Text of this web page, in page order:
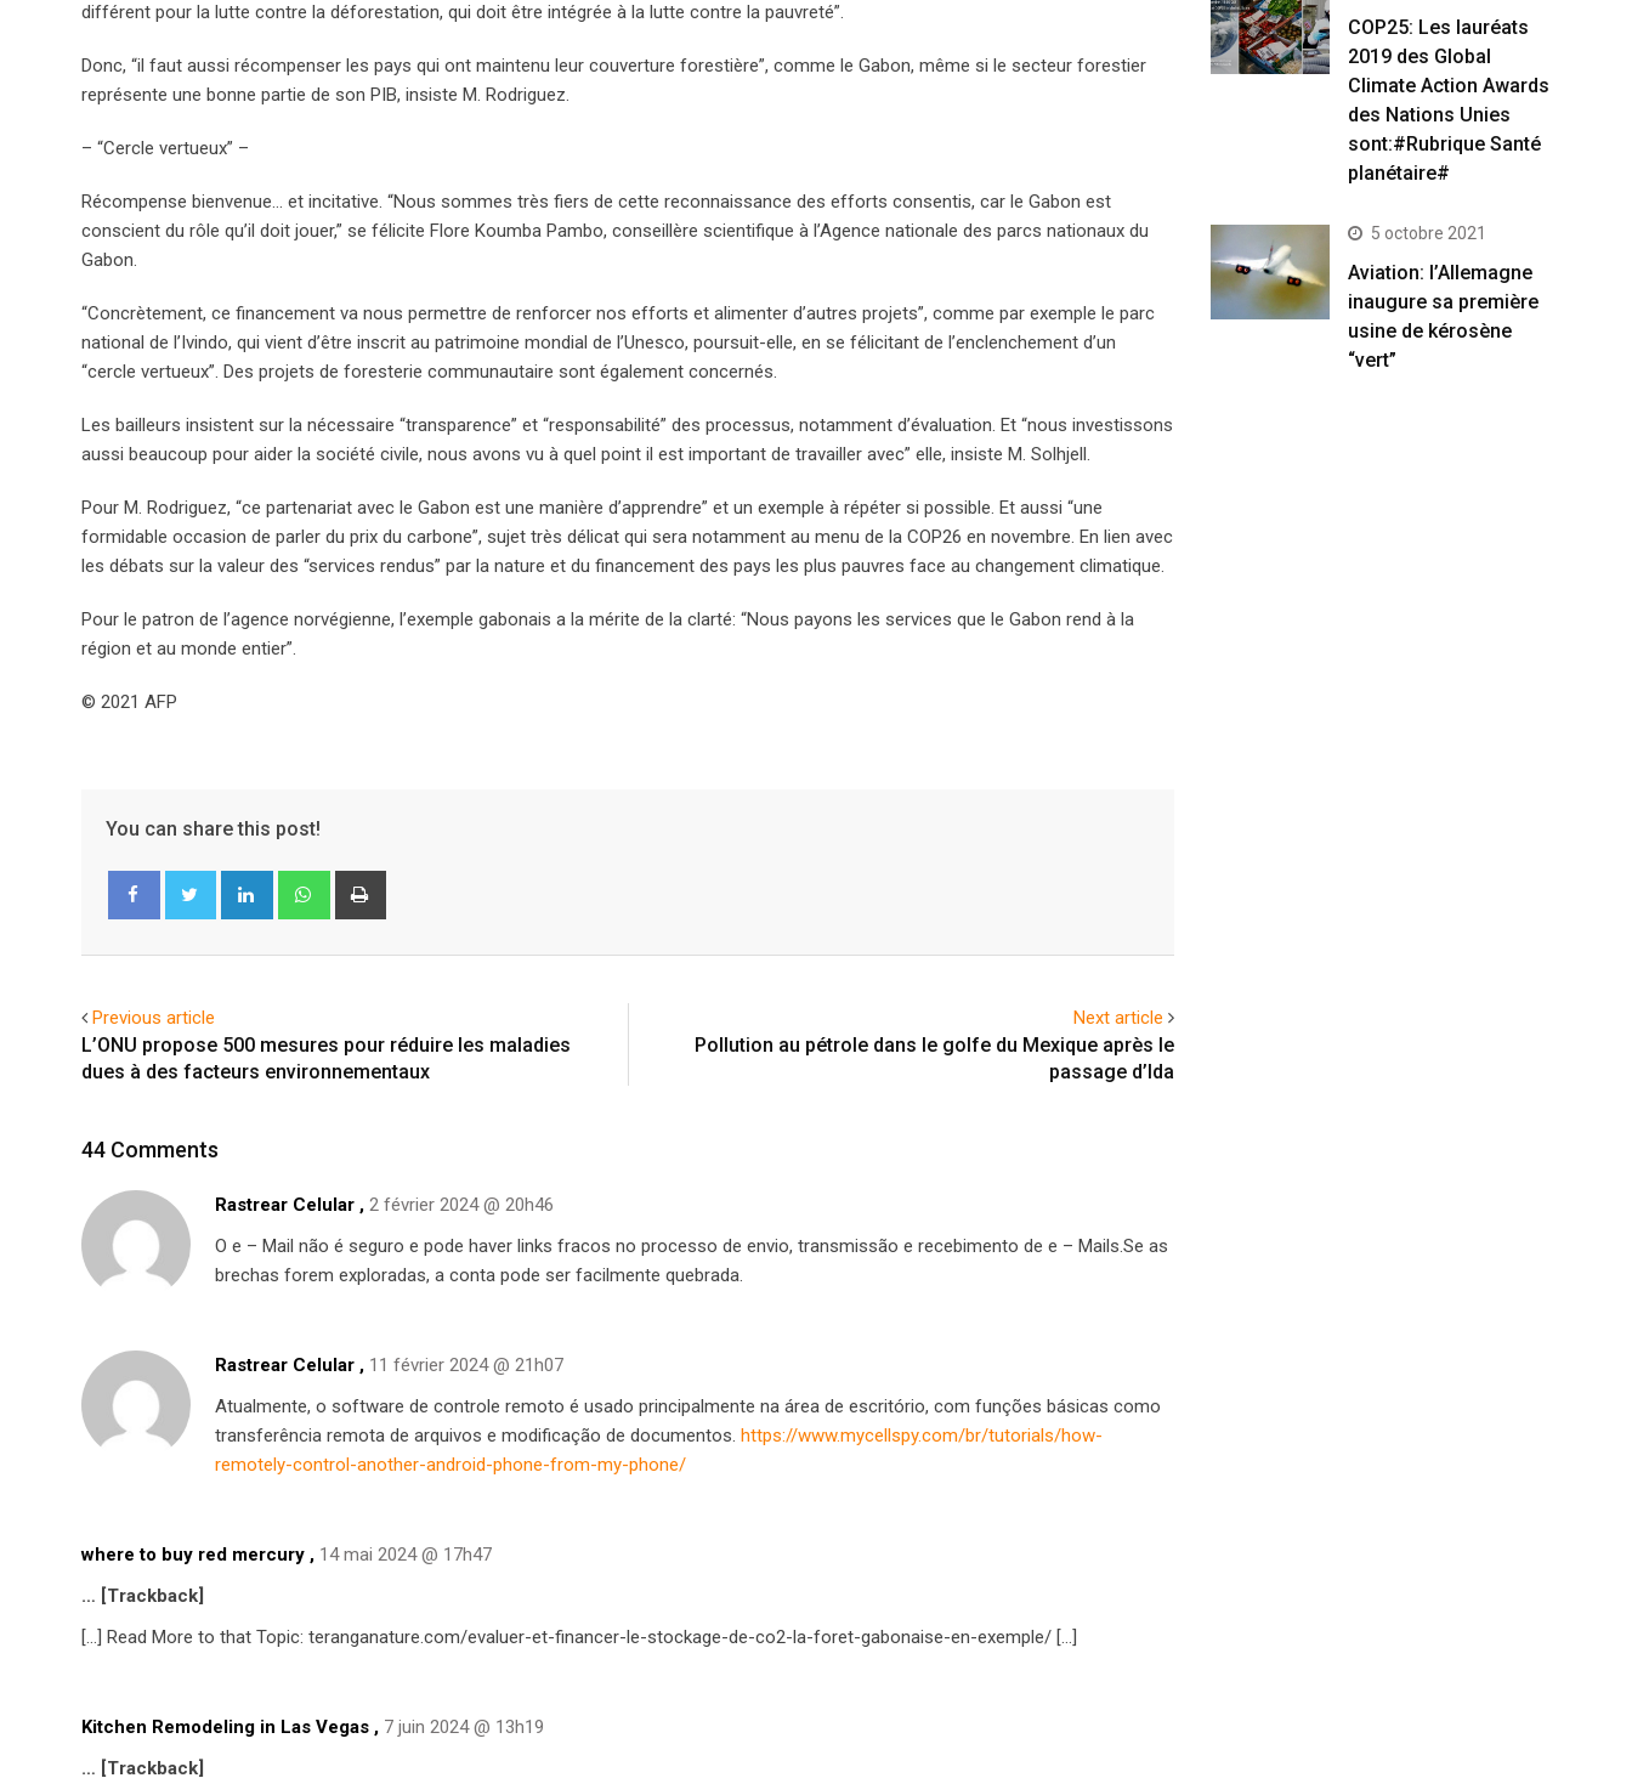
différent pour la lutte contre la déforestation, qui doit être intégrée à la lutte contre la pauvreté”.
Donc, “il faut aussi récompenser les pays qui ont maintenu leur couverture forestière”, comme le Gabon, même si le secteur forestier
représente une bonne partie de son PIB, insiste M. Rodriguez.
– “Cercle vertueux” –
Récompense bienvenue… et incitative. “Nous sommes très fiers de cette reconnaissance des efforts consentis, car le Gabon est
conscient du rôle qu’il doit jouer,” se félicite Flore Koumba Pambo, conseillère scientifique à l’Agence nationale des parcs nationaux du
Gabon.
“Concrètement, ce financement va nous permettre de renforcer nos efforts et alimenter d’autres projets”, comme par exemple le parc
national de l’Ivindo, qui vient d’être inscrit au patrimoine mondial de l’Unesco, poursuit-elle, en se félicitant de l’enclenchement d’un
“cercle vertueux”. Des projets de foresterie communautaire sont également concernés.
Les bailleurs insistent sur la nécessaire “transparence” et “responsabilité” des processus, notamment d’évaluation. Et “nous investissons
aussi beaucoup pour aider la société civile, nous avons vu à quel point il est important de travailler avec” elle, insiste M. Solhjell.
Pour M. Rodriguez, “ce partenariat avec le Gabon est une manière d’apprendre” et un exemple à répéter si possible. Et aussi “une
formidable occasion de parler du prix du carbone”, sujet très délicat qui sera notamment au menu de la COP26 en novembre. En lien avec
les débats sur la valeur des “services rendus” par la nature et du financement des pays les plus pauvres face au changement climatique.
Pour le patron de l’agence norvégienne, l’exemple gabonais a la mérite de la clarté: “Nous payons les services que le Gabon rend à la
région et au monde entier”.
© 2021 AFP
You can share this post!
LinkedIn Whatsapp
Previous article
L’ONU propose 500 mesures pour réduire les maladies
dues à des facteurs environnementaux
Next article
Pollution au pétrole dans le golfe du Mexique après le
passage d’Ida
44 Comments
Rastrear Celular , 2 février 2024 @ 20h46
O e – Mail não é seguro e pode haver links fracos no processo de envio, transmissão e recebimento de e – Mails.Se as
brechas forem exploradas, a conta pode ser facilmente quebrada.
Rastrear Celular , 11 février 2024 @ 21h07
Atualmente, o software de controle remoto é usado principalmente na área de escritório, com funções básicas como
transferência remota de arquivos e modificação de documentos. https://www.mycellspy.com/br/tutorials/how-
remotely-control-another-android-phone-from-my-phone/
where to buy red mercury​ , 14 mai 2024 @ 17h47
… [Trackback]
[…] Read More to that Topic: teranganature.com/evaluer-et-financer-le-stockage-de-co2-la-foret-gabonaise-en-exemple/ […]
Kitchen Remodeling in Las Vegas , 7 juin 2024 @ 13h19
… [Trackback]
COP25: Les lauréats
2019 des Global
Climate Action Awards
des Nations Unies
sont:#Rubrique Santé
planétaire#
5 octobre 2021
Aviation: l’Allemagne
inaugure sa première
usine de kérosène
“vert”